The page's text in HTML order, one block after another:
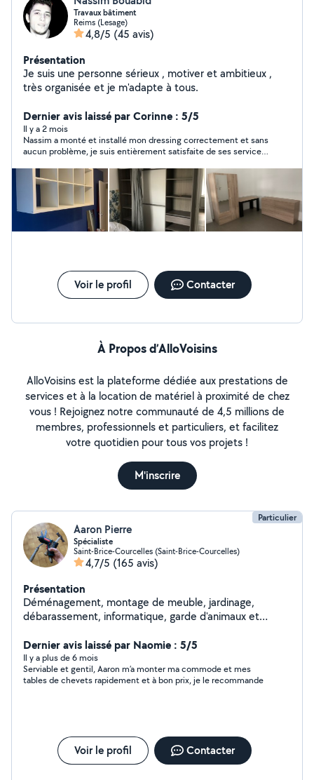
Travaux bâtiment
Reims (Lesage)
4,8/5 (45 avis)
Présentation
Je suis une personne sérieux , motiver et ambitieux ,
très organisée et je m'adapte à tous.
Dernier avis laissé par Corinne : 5/5
Il y a 2 mois
Nassim a monté et installé mon dressing correctement et sans
aucun problème, je suis entièrement satisfaite de ses services.
Nous avons eu un bel échange lors de sa prestation. Je ne
manquerai pas de faire de nouveau appel à lui et je le
recommanderais même autour de moi.
Voir le profil Contacter
À Propos d’AlloVoisins
AlloVoisins est la plateforme dédiée aux prestations de
services et à la location de matériel à proximité de chez
vous ! Rejoignez notre communauté de 4,5 millions de
membres, professionnels et particuliers, et facilitez
votre quotidien pour tous vos projets !
M'inscrire
Particulier
Aaron Pierre
Spécialiste
Saint-Brice-Courcelles (Saint-Brice-Courcelles)
4,7/5 (165 avis)
Présentation
Déménagement, montage de meuble, jardinage,
débarassement, informatique, garde d'animaux et
quelque chose, je sais presque tout faire et même si je
ne sais pas le faire, je trouverai quelqu'un pour vous
aider
Dernier avis laissé par Naomie : 5/5
Il y a plus de 6 mois
Serviable et gentil, Aaron m’a monter ma commode et mes
tables de chevets rapidement et à bon prix, je le recommande
Voir le profil Contacter